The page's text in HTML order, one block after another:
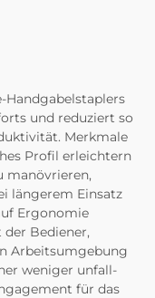
Handgabelstaplers
und reduziert so
Merkmale
Profil erleichtern
manövrieren,
längerem Einsatz
Ergonomie
Bediener,
Arbeitsumgebung
weniger unfall-
für das